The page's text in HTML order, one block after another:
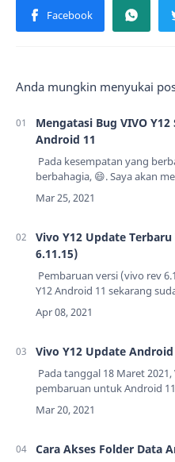
Anda mungkin menyukai
Mengatasi Bug VIVO
Android 11
Pada kesempatan yang
berbahagia, 😄. Saya akan
nih buat kalian pengguna
yang sudah update ke versi
Vivo Y12 Update
6.11.15)
Pembaruan versi (vivo rev
Y12 Android 11 sekarang
ukuran(148.3MB).Notifikasi
muncul di ponsel saya pada
Vivo Y12 Update Android
Pada tanggal 18 Maret
pembaruan untuk Android
dengan size (3,79Gb).Pada
Y12 ini dibekali dengan
Cara Akses Folder Data